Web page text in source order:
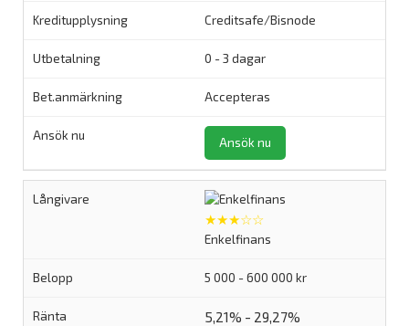
Creditsafe/Bisnode
0 - 3 dagar
Accepteras
Ansök nu
★★★☆☆
Enkelfinans
5 000 - 600 000 kr
5,21% - 29,27%